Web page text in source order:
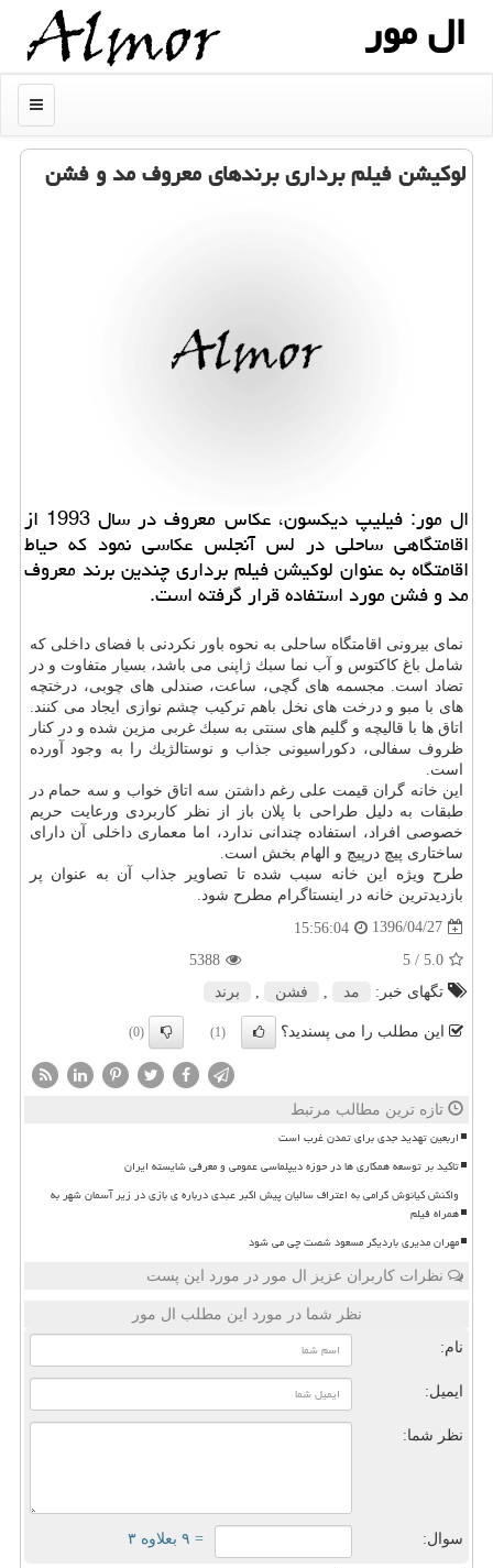
ال مور
منو
لوكیشن فیلم برداری برندهای معروف مد و فشن
ال مور: فیلیپ دیكسون، عكاس معروف در سال 1993 از
اقامتگاهی ساحلی در لس آنجلس عكاسی نمود كه حیاط
اقامتگاه به عنوان لوكیشن فیلم برداری چندین برند معروف
مد و فشن مورد استفاده قرار گرفته است.
نمای بیرونی اقامتگاه ساحلی به نحوه باور نكردنی با فضای داخلی كه
شامل باغ كاكتوس و آب نما سبك ژاپنی می باشد، بسیار متفاوت و در
تضاد است. مجسمه های گچی، ساعت، صندلی های چوبی، درختچه
های با مبو و درخت های نخل باهم تركیب چشم نوازی ایجاد می كنند.
اتاق ها با قالیچه و گلیم های سنتی به سبك غربی مزین شده و در كنار
ظروف سفالی، دكوراسیونی جذاب و نوستالژیك را به وجود آورده
است.
این خانه گران قیمت علی رغم داشتن سه اتاق خواب و سه حمام در
طبقات به دلیل طراحی با پلان باز از نظر كاربردی ورعایت حریم
خصوصی افراد، استفاده چندانی ندارد، اما معماری داخلی آن دارای
ساختاری پیچ درپیچ و الهام بخش است.
طرح ویژه این خانه سبب شده تا تصاویر جذاب آن به عنوان پر
بازدیدترین خانه در اینستاگرام مطرح شود.
1396/04/27
15:56:04
5.0
/ 5
5388
تگهای خبر:
مد فشن برند
این مطلب را می پسندید؟ (1)
(0)
تازه ترین مطالب مرتبط
اربعین تهدید جدی برای تمدن غرب است
تاکید بر توسعه همکاری ها در حوزه دیپلماسی عمومی و معرفی شایسته ایران
واکنش کیانوش گرامی به اعتراف سالیان پیش اکبر عبدی درباره ی بازی در زیر آسمان شهر به
همراه فیلم
مهران مدیری باردیگر مسعود شصت چی می شود
نظرات کاربران عزیز ال مور در مورد این پست
نظر شما در مورد این مطلب ال مور
نام:
ایمیل:
نظر شما:
سوال: = ۹ بعلاوه ۳